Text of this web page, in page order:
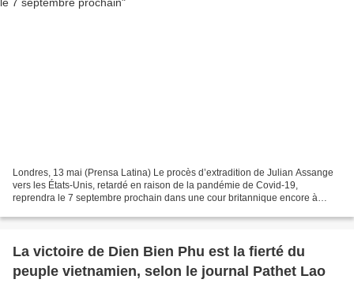
Londres, 13 mai (Prensa Latina) Le procès d’extradition de Julian Assange
vers les États-Unis, retardé en raison de la pandémie de Covid-19,
reprendra le 7 septembre prochain dans une cour britannique encore à
La victoire de Dien Bien Phu est la fierté du
peuple vietnamien, selon le journal Pathet Lao